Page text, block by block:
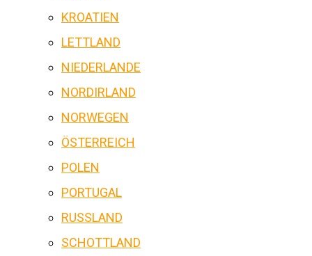
KROATIEN
LETTLAND
NIEDERLANDE
NORDIRLAND
NORWEGEN
ÖSTERREICH
POLEN
PORTUGAL
RUSSLAND
SCHOTTLAND